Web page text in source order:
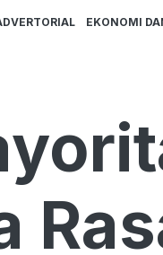
EKONOMI